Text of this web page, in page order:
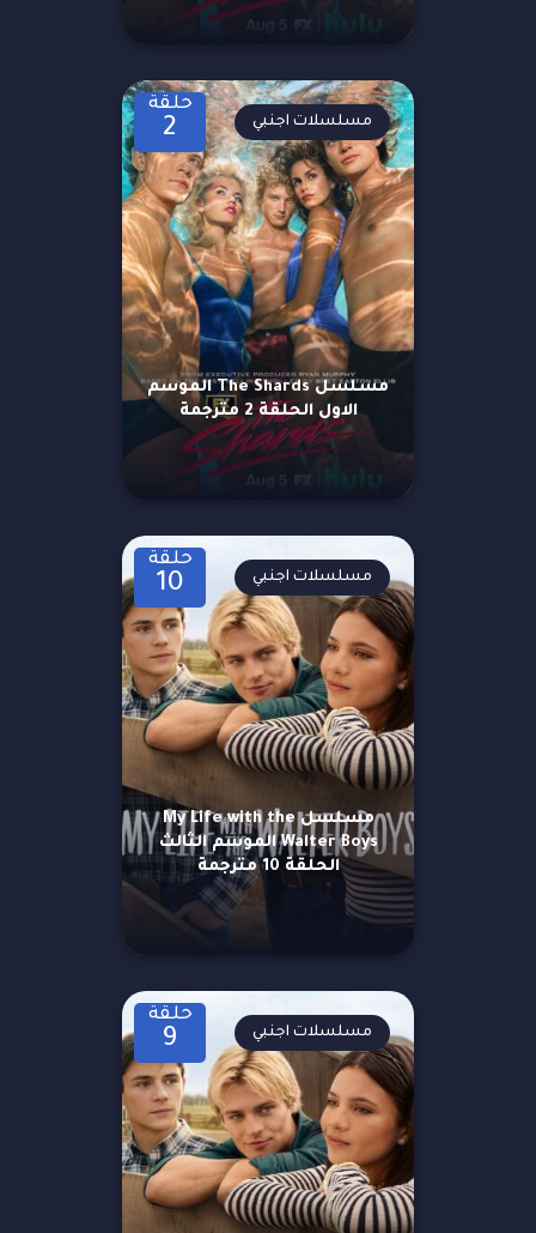
حلقة
2
مسلسل The Shards الموسم
الاول الحلقة 2 مترجمة
مسلسلات اجنبي
حلقة
10
مسلسل My Life with the
Walter Boys الموسم الثالث
الحلقة 10 مترجمة
مسلسلات اجنبي
حلقة
9 مسلسلات اجنبي